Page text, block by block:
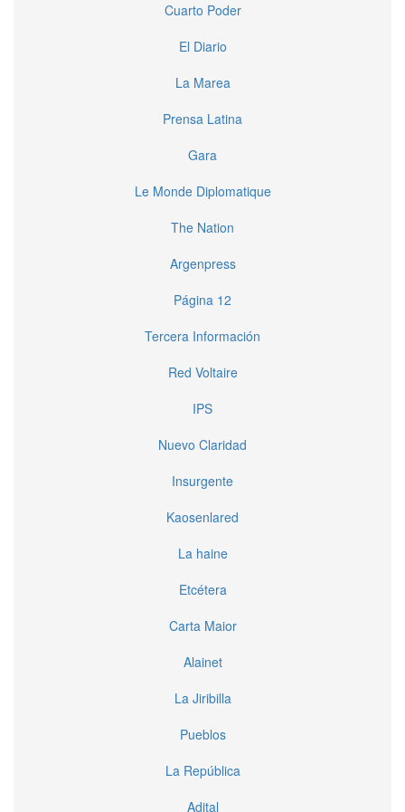
Cuarto Poder
El Diario
La Marea
Prensa Latina
Gara
Le Monde Diplomatique
The Nation
Argenpress
Página 12
Tercera Información
Red Voltaire
IPS
Nuevo Claridad
Insurgente
Kaosenlared
La haine
Etcétera
Carta Maior
Alainet
La Jiribilla
Pueblos
La República
Adital